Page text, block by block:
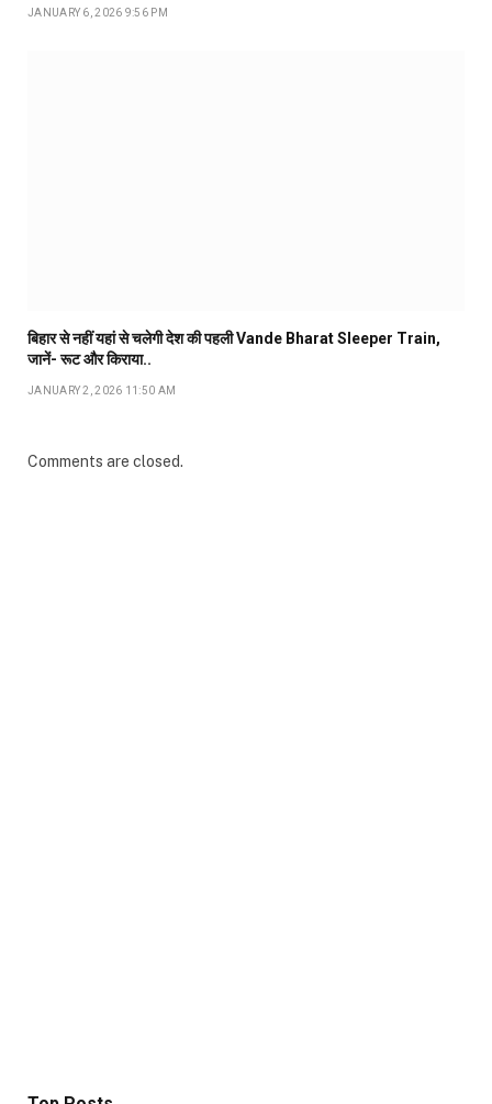
JANUARY 6, 2026 9:56 PM
बिहार से नहीं यहां से चलेगी देश की पहली Vande Bharat Sleeper Train,
जानें- रूट और किराया..
JANUARY 2, 2026 11:50 AM
Comments are closed.